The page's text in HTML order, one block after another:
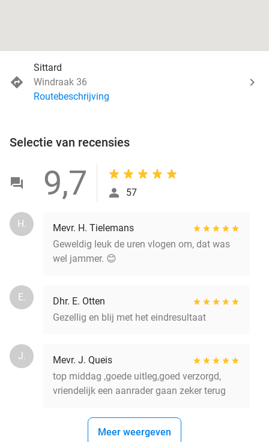
Sittard
Windraak 36
Routebeschrijving
Selectie van recensies
9,7 57
H.
Mevr. H. Tielemans
Geweldig leuk de uren vlogen om, dat was
wel jammer. 😊
E.
Dhr. E. Otten
Gezellig en blij met het eindresultaat
J.
Mevr. J. Queis
top middag ,goede uitleg,goed verzorgd,
vriendelijk een aanrader gaan zeker terug
Meer weergeven